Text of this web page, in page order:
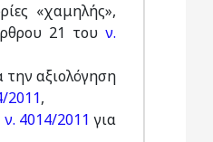
«χαμηλής»,
21 του ν.
αξιολόγηση
2011,
ν. 4014/2011 για